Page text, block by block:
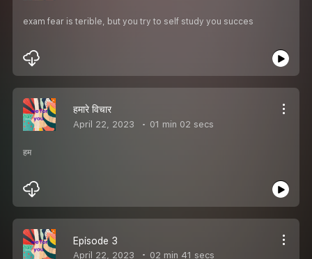
exam fear is terible, but you try to self study you succes
हमारे विचार
April 22, 2023 01 min 02 secs
हम
Episode 3
April 22, 2023 02 min 41 secs